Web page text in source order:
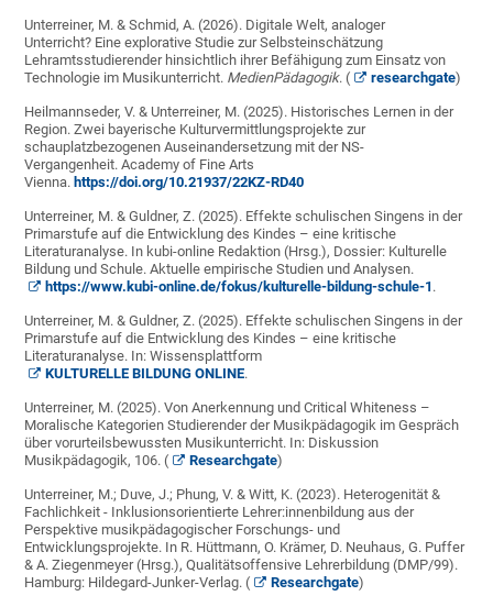
Unterreiner, M. & Schmid, A. (2026). Digitale Welt, analoger
Unterricht? Eine explorative Studie zur Selbsteinschätzung
Lehramtsstudierender hinsichtlich ihrer Befähigung zum Einsatz von
Technologie im Musikunterricht. MedienPädagogik. ( researchgate)
Heilmannseder, V. & Unterreiner, M. (2025). Historisches Lernen in der
Region. Zwei bayerische Kulturvermittlungsprojekte zur
schauplatzbezogenen Auseinandersetzung mit der NS-
Vergangenheit. Academy of Fine Arts
Vienna. https://doi.org/10.21937/22KZ-RD40
Unterreiner, M. & Guldner, Z. (2025). Effekte schulischen Singens in der
Primarstufe auf die Entwicklung des Kindes – eine kritische
Literaturanalyse. In kubi-online Redaktion (Hrsg.), Dossier: Kulturelle
Bildung und Schule. Aktuelle empirische Studien und Analysen.
https://www.kubi-online.de/fokus/kulturelle-bildung-schule-1 .
Unterreiner, M. & Guldner, Z. (2025). Effekte schulischen Singens in der
Primarstufe auf die Entwicklung des Kindes – eine kritische
Literaturanalyse. In: Wissensplattform
KULTURELLE BILDUNG ONLINE.
Unterreiner, M. (2025). Von Anerkennung und Critical Whiteness –
Moralische Kategorien Studierender der Musikpädagogik im Gespräch
über vorurteilsbewussten Musikunterricht. In: Diskussion
Musikpädagogik, 106. (
Researchgate)
Unterreiner, M.; Duve, J.; Phung, V. & Witt, K. (2023). Heterogenität &
Fachlichkeit - Inklusionsorientierte Lehrer:innenbildung aus der
Perspektive musikpädagogischer Forschungs- und
Entwicklungsprojekte. In R. Hüttmann, O. Krämer, D. Neuhaus, G. Puffer
& A. Ziegenmeyer (Hrsg.), Qualitätsoffensive Lehrerbildung (DMP/99).
Hamburg: Hildegard-Junker-Verlag. (
Researchgate)